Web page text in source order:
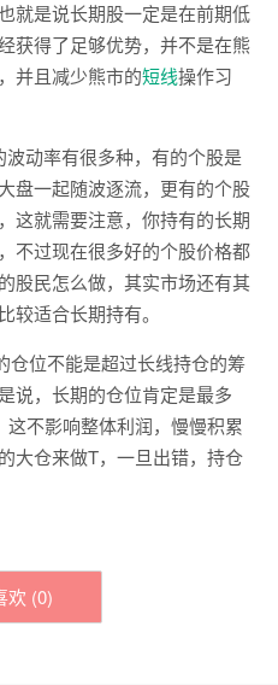
就是说长期股一定是在前期低
获得了足够优势，并不是在熊
并且减少熊市的短线操作习
动率有很多种，有的个股是
盘一起随波逐流，更有的个股
这就需要注意，你持有的长期
不过现在很多好的个股价格都
股民怎么做，其实市场还有其
较适合长期持有。
仓位不能是超过长线持仓的筹
说，长期的仓位肯定是最多
不影响整体利润，慢慢积累
大仓来做T，一旦出错，持仓
欢 (0)